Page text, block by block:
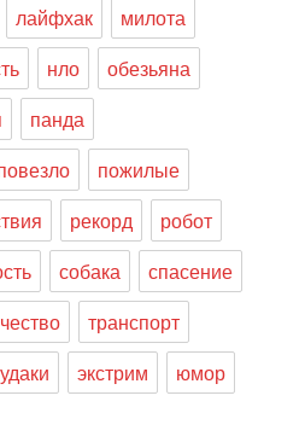
лайфхак
милота
нло
обезьяна
панда
пожилые
рекорд
робот
собака
спасение
транспорт
экстрим юмор